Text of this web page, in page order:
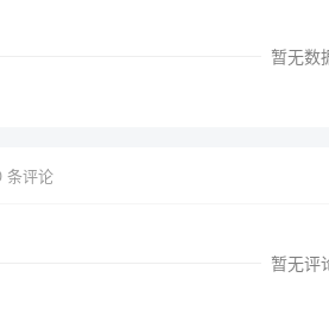
暂无数
条评论
暂无评